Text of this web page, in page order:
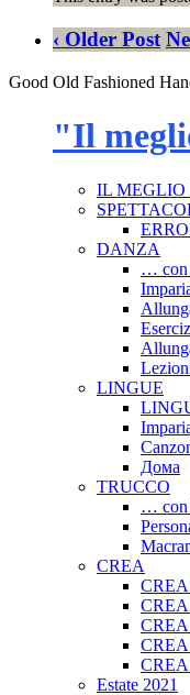
‹ Older Post
Good Old Fashioned
"Il
IL MEGLIO
DANZA
… con
LINGUE
Дома
TRUCCO
… con
CREA
CREA
CREA
CREA
CREA
CREA
Estate 2021